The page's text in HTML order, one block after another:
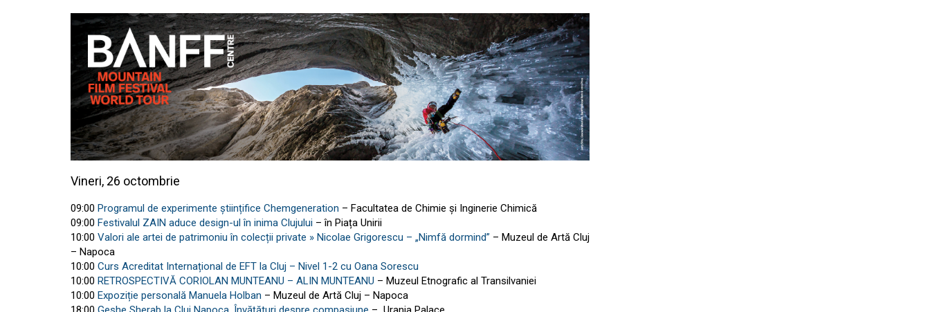
Vineri, 26 octombrie
09:00 Programul de experimente științifice Chemgeneration – Facultatea de Chimie și Inginerie Chimică
09:00 Festivalul ZAIN aduce design-ul în inima Clujului – în Piața Unirii
10:00 Valori ale artei de patrimoniu în colecții private » Nicolae Grigorescu – „Nimfă dormind” – Muzeul de Artă Cluj
– Napoca
10:00 Curs Acreditat Internațional de EFT la Cluj – Nivel 1-2 cu Oana Sorescu
10:00 RETROSPECTIVĂ CORIOLAN MUNTEANU – ALIN MUNTEANU – Muzeul Etnografic al Transilvaniei
10:00 Expoziție personală Manuela Holban – Muzeul de Artă Cluj – Napoca